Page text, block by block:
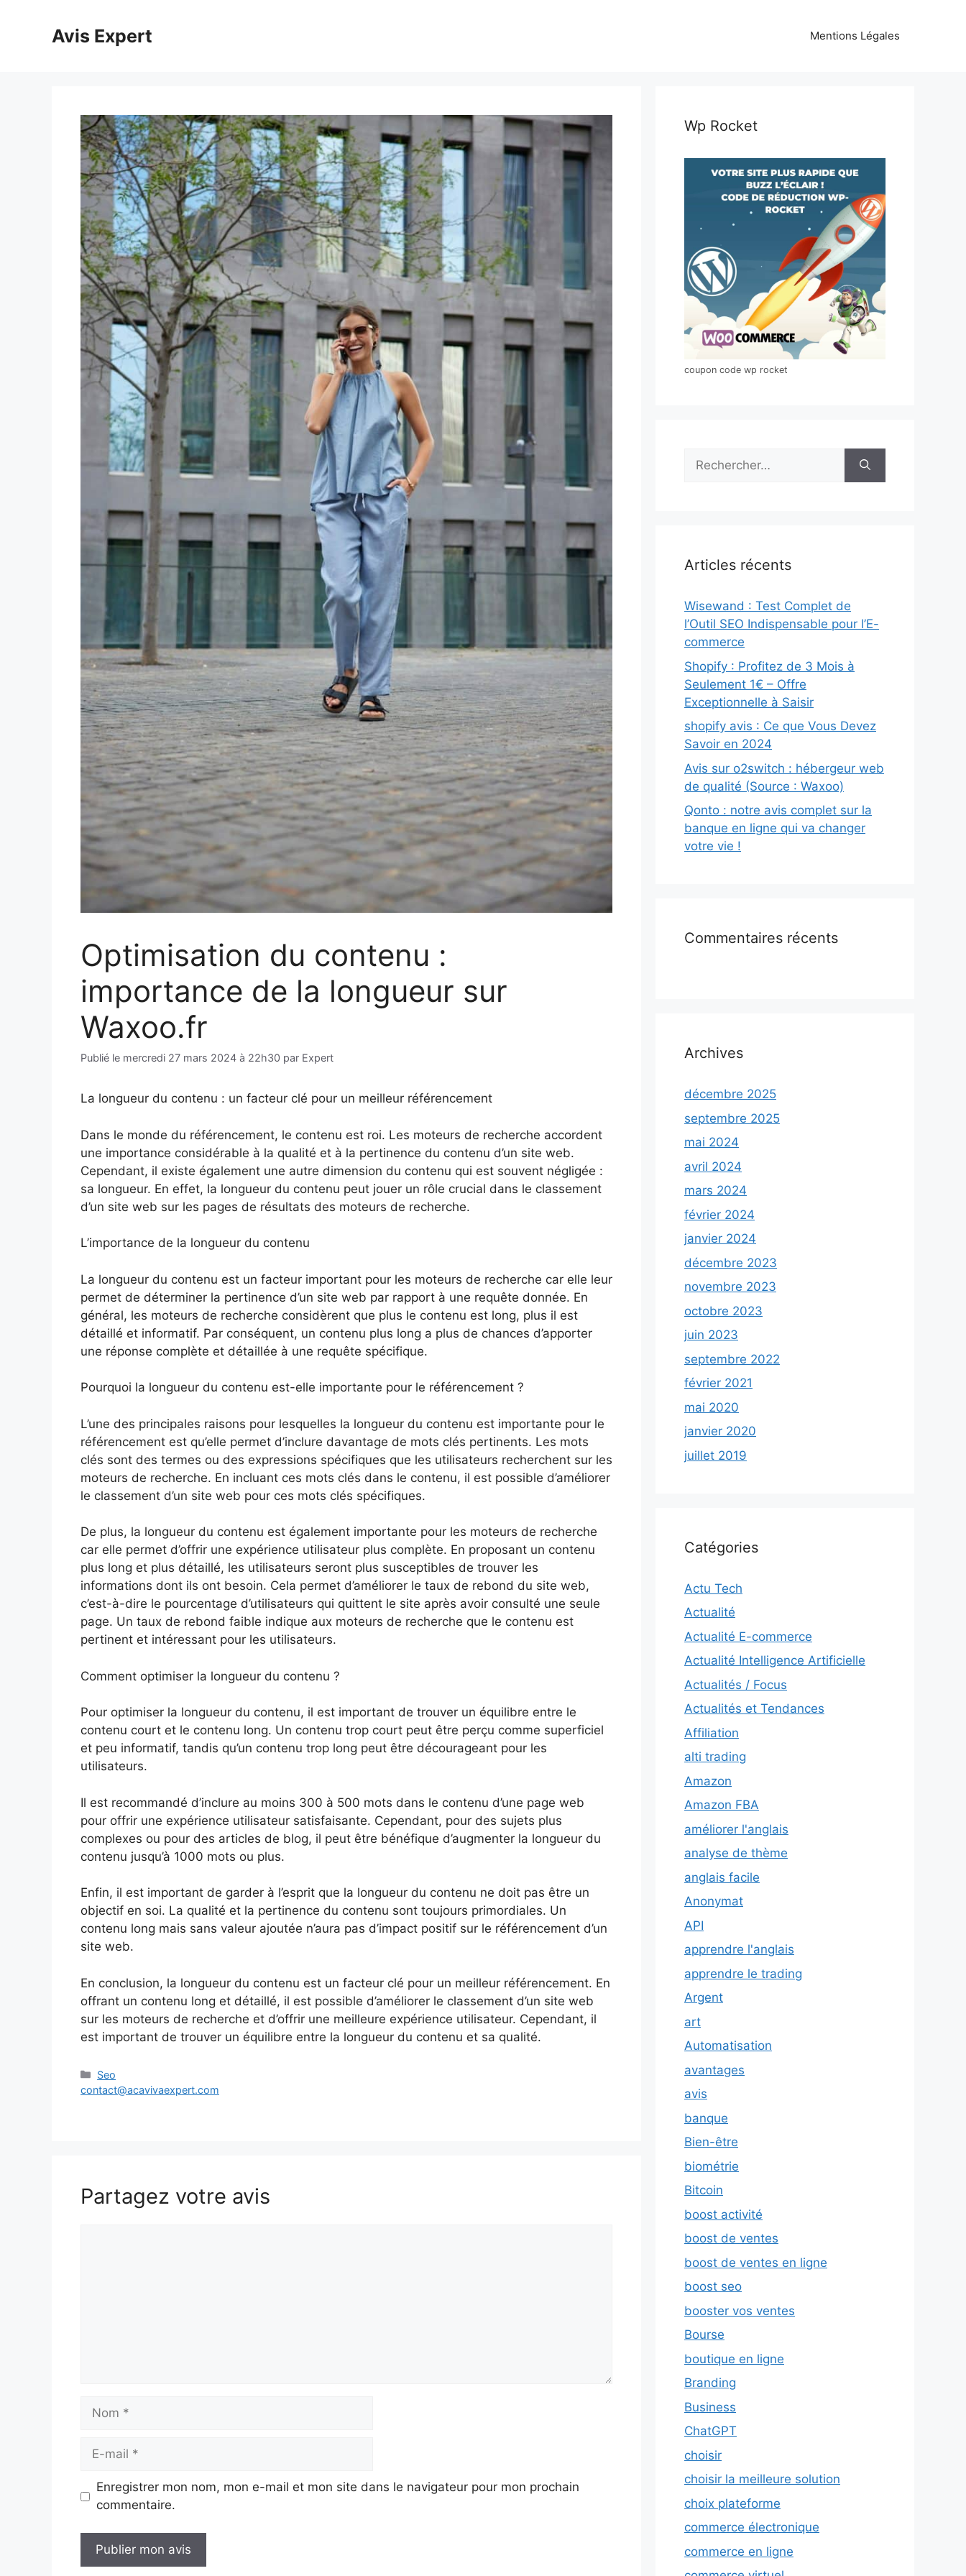
Avis Expert Mentions Légales
Optimisation du contenu :
importance de la longueur sur
Waxoo.fr
Publié le mercredi 27 mars 2024 à 22h30 par Expert
La longueur du contenu : un facteur clé pour un meilleur référencement
Dans le monde du référencement, le contenu est roi. Les moteurs de recherche accordent
une importance considérable à la qualité et à la pertinence du contenu d’un site web.
Cependant, il existe également une autre dimension du contenu qui est souvent négligée :
sa longueur. En effet, la longueur du contenu peut jouer un rôle crucial dans le classement
d’un site web sur les pages de résultats des moteurs de recherche.
L’importance de la longueur du contenu
La longueur du contenu est un facteur important pour les moteurs de recherche car elle leur
permet de déterminer la pertinence d’un site web par rapport à une requête donnée. En
général, les moteurs de recherche considèrent que plus le contenu est long, plus il est
détaillé et informatif. Par conséquent, un contenu plus long a plus de chances d’apporter
une réponse complète et détaillée à une requête spécifique.
Pourquoi la longueur du contenu est-elle importante pour le référencement ?
L’une des principales raisons pour lesquelles la longueur du contenu est importante pour le
référencement est qu’elle permet d’inclure davantage de mots clés pertinents. Les mots
clés sont des termes ou des expressions spécifiques que les utilisateurs recherchent sur les
moteurs de recherche. En incluant ces mots clés dans le contenu, il est possible d’améliorer
le classement d’un site web pour ces mots clés spécifiques.
De plus, la longueur du contenu est également importante pour les moteurs de recherche
car elle permet d’offrir une expérience utilisateur plus complète. En proposant un contenu
plus long et plus détaillé, les utilisateurs seront plus susceptibles de trouver les
informations dont ils ont besoin. Cela permet d’améliorer le taux de rebond du site web,
c’est-à-dire le pourcentage d’utilisateurs qui quittent le site après avoir consulté une seule
page. Un taux de rebond faible indique aux moteurs de recherche que le contenu est
pertinent et intéressant pour les utilisateurs.
Comment optimiser la longueur du contenu ?
Pour optimiser la longueur du contenu, il est important de trouver un équilibre entre le
contenu court et le contenu long. Un contenu trop court peut être perçu comme superficiel
et peu informatif, tandis qu’un contenu trop long peut être décourageant pour les
utilisateurs.
Il est recommandé d’inclure au moins 300 à 500 mots dans le contenu d’une page web
pour offrir une expérience utilisateur satisfaisante. Cependant, pour des sujets plus
complexes ou pour des articles de blog, il peut être bénéfique d’augmenter la longueur du
contenu jusqu’à 1000 mots ou plus.
Enfin, il est important de garder à l’esprit que la longueur du contenu ne doit pas être un
objectif en soi. La qualité et la pertinence du contenu sont toujours primordiales. Un
contenu long mais sans valeur ajoutée n’aura pas d’impact positif sur le référencement d’un
site web.
En conclusion, la longueur du contenu est un facteur clé pour un meilleur référencement. En
offrant un contenu long et détaillé, il est possible d’améliorer le classement d’un site web
sur les moteurs de recherche et d’offrir une meilleure expérience utilisateur. Cependant, il
est important de trouver un équilibre entre la longueur du contenu et sa qualité.
Catégories
Seo
contact@acavivaexpert.com
Partagez votre avis
Nom
Enregistrer mon nom, mon e-mail et mon site dans le navigateur pour mon prochain
commentaire.
Wp Rocket
coupon code wp rocket
Rechercher :
Articles récents
Wisewand : Test Complet de
l’Outil SEO Indispensable pour l’E-
commerce
Shopify : Profitez de 3 Mois à
Seulement 1€ – Offre
Exceptionnelle à Saisir
shopify avis : Ce que Vous Devez
Savoir en 2024
Avis sur o2switch : hébergeur web
de qualité (Source : Waxoo)
Qonto : notre avis complet sur la
banque en ligne qui va changer
votre vie !
Commentaires récents
Archives
décembre 2025
septembre 2025
mai 2024
avril 2024
mars 2024
février 2024
janvier 2024
décembre 2023
novembre 2023
octobre 2023
juin 2023
septembre 2022
février 2021
mai 2020
janvier 2020
juillet 2019
Catégories
Actu Tech
Actualité
Actualité E-commerce
Actualité Intelligence Artificielle
Actualités / Focus
Actualités et Tendances
Affiliation
alti trading
Amazon
Amazon FBA
améliorer l'anglais
analyse de thème
anglais facile
Anonymat
API
apprendre l'anglais
apprendre le trading
Argent
art
Automatisation
avantages
avis
banque
Bien-être
biométrie
Bitcoin
boost activité
boost de ventes
boost de ventes en ligne
boost seo
booster vos ventes
Bourse
boutique en ligne
Branding
Business
ChatGPT
choisir
choisir la meilleure solution
choix plateforme
commerce électronique
commerce en ligne